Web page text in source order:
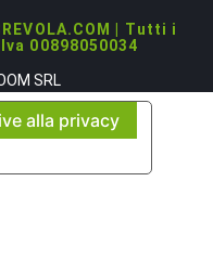
| Tutti i
00898050034
SRL
alla privacy